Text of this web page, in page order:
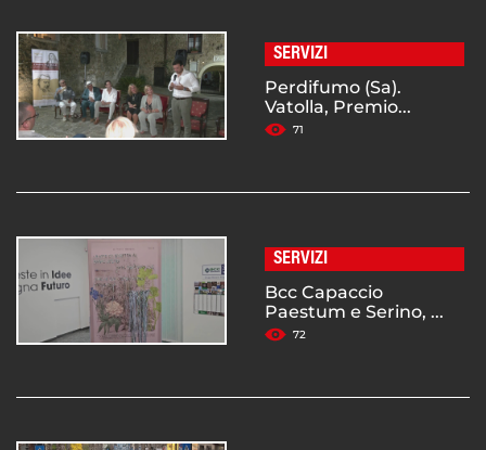
SERVIZI
Perdifumo (Sa).
Vatolla, Premio...
71
SERVIZI
Bcc Capaccio
Paestum e Serino, ...
72